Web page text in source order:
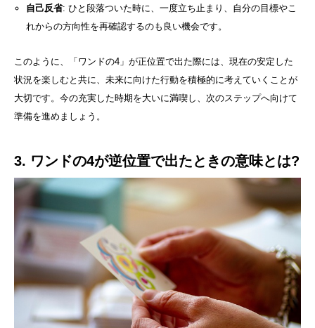
自己反省: ひと段落ついた時に、一度立ち止まり、自分の目標やこ
れからの方向性を再確認するのも良い機会です。
このように、「ワンドの4」が正位置で出た際には、現在の安定した
状況を楽しむと共に、未来に向けた行動を積極的に考えていくことが
大切です。今の充実した時期を大いに満喫し、次のステップへ向けて
準備を進めましょう。
3. ワンドの4が逆位置で出たときの意味とは?